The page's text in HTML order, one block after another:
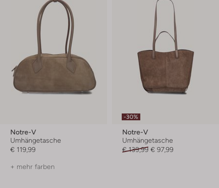
Notre-V
Umhängetasche
€ 119,99
+ mehr farben
-30%
Notre-V
Umhängetasche
€ 139,99 € 97,99